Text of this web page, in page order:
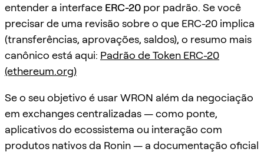
entender a interface ERC-20 por padrão. Se você
precisar de uma revisão sobre o que ERC-20 implica
(transferências, aprovações, saldos), o resumo mais
canônico está aqui: Padrão de Token ERC-20
(ethereum.org)
Se o seu objetivo é usar WRON além da negociação
em exchanges centralizadas — como ponte,
aplicativos do ecossistema ou interação com
produtos nativos da Ronin — a documentação oficial